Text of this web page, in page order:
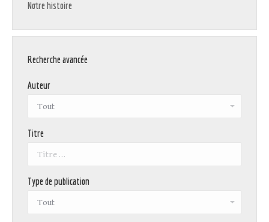
Notre histoire
Recherche avancée
Auteur
Titre
Type de publication